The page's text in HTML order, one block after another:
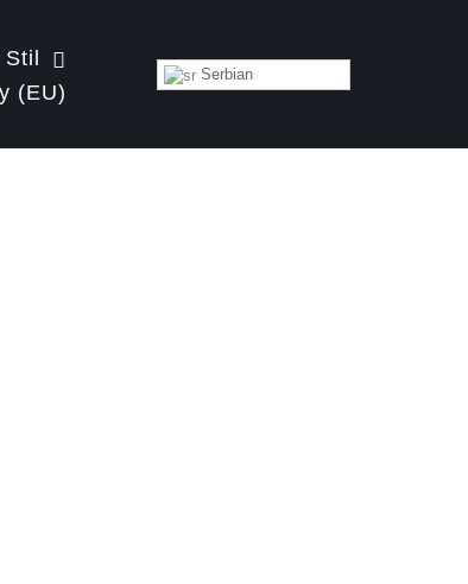
Stil
(EU)
Serbian